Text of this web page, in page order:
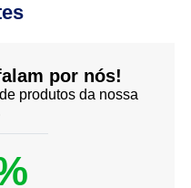
por nós!
produtos da nossa